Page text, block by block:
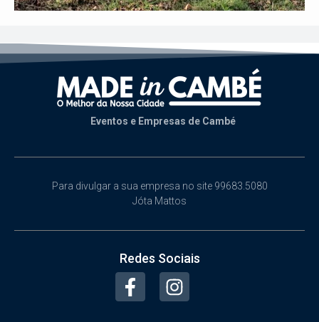
Eventos e Empresas de Cambé
Para divulgar a sua empresa no site 99683.5080
Jóta Mattos
Redes Sociais